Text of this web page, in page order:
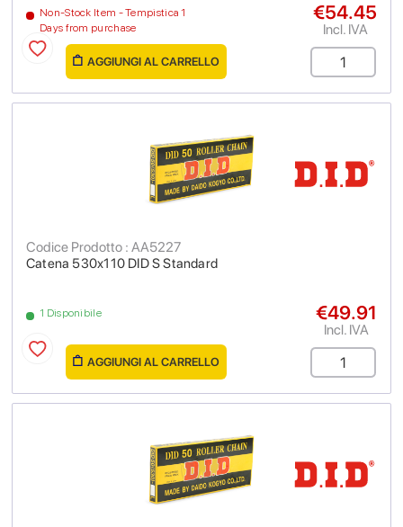
Non-Stock Item - Tempistica 1
Days from purchase
€54.45
Incl. IVA
AGGIUNGI AL CARRELLO
Catena 530x110 DID S Standard
Codice Prodotto : AA5227
1 Disponibile €49.91
Incl. IVA
AGGIUNGI AL CARRELLO